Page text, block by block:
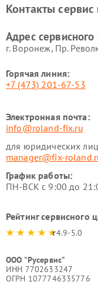
Контакты сервис
Адрес
г. Воронеж, Пр.
Горячая линия:
+7 (473) 201-67-53
Электронная почта:
info@roland-fix.ru
для юридических лиц
manager@fix-
График работы:
ПН-ВСК с 9:00 до
Рейтинг сервисного
4.9-5.0
ООО "Русервис"
ИНН 7702633247
ОГРН 1077746335776